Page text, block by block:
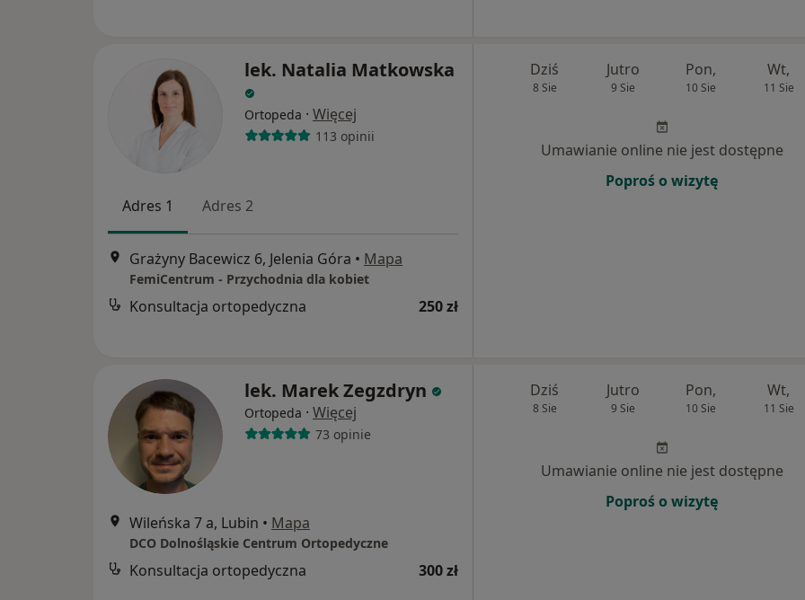
lek. Natalia Matkowska
Ortopeda · Więcej
113 opinii
Adres 1 Adres 2
Grażyny Bacewicz 6, Jelenia Góra • Mapa
FemiCentrum - Przychodnia dla kobiet
Konsultacja ortopedyczna 250 zł
Dziś
8 Sie
Jutro
9 Sie
Pon,
10 Sie
Wt,
11 Sie
Umawianie online nie jest dostępne
Poproś o wizytę
lek. Marek Zegzdryn
Ortopeda · Więcej
73 opinie
Wileńska 7 a, Lubin • Mapa
DCO Dolnośląskie Centrum Ortopedyczne
Konsultacja ortopedyczna 300 zł
Dziś
8 Sie
Jutro
9 Sie
Pon,
10 Sie
Wt,
11 Sie
Umawianie online nie jest dostępne
Poproś o wizytę